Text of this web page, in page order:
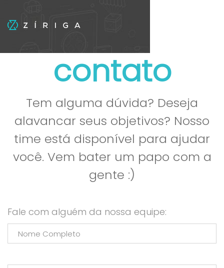
contato
Tem alguma dúvida? Deseja
alavancar seus objetivos? Nosso
time está disponível para ajudar
você. Vem bater um papo com a
gente :)
Fale com alguém da nossa equipe: